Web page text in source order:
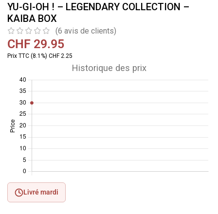
YU-GI-OH ! – LEGENDARY COLLECTION –
KAIBA BOX
(6 avis de clients)
CHF 29.95
Prix TTC (8.1%) CHF 2.25
Historique des prix
Livré mardi